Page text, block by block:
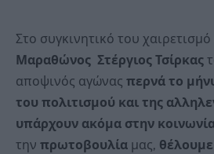
Στο συγκινητικό του χαιρετισμό
Μαραθώνος Στέργιος Τσίρκας
αποψινός αγώνας περνά το
του πολιτισμού και της
υπάρχουν ακόμα στην
την πρωτοβουλία μας,